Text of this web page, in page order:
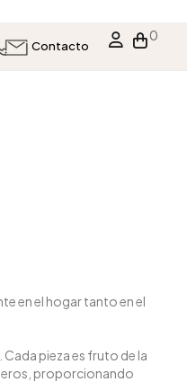
Contacto
0
en el hogar tanto en el
pieza es fruto de la
proporcionando